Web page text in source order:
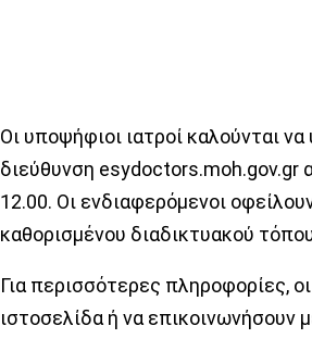
Οι υποψήφιοι ιατροί καλούνται
διεύθυνση
12.00. Οι ενδιαφερόμενοι
καθορισμένου διαδικτυακού
Για περισσότερες πληροφορίες,
ιστοσελίδα ή να επικοινωνήσουν